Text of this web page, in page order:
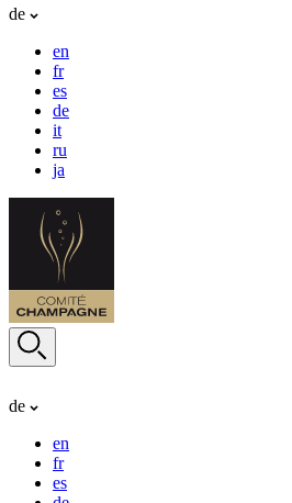
de
en
fr
es
de
it
ru
ja
de
en
fr
es